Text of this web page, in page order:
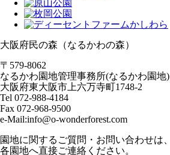
大阪府民の森（なるかわの森）
〒579-8062
なるかわ園地管理事務所(なるかわ園地)
大阪府東大阪市上六万寺町1748-2
Tel 072-988-4184
Fax 072-968-9500
e-Mail:info@o-wonderforest.com
園地に関するご質問・お問い合わせは、
各園地へ直接ご連絡ください。